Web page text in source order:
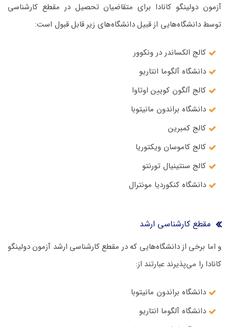
آزمون دولینگو کانادا برای متقاضیان تحصیل در مقطع کارشناسی
توسط دانشگاه‌هایی از قبیل دانشگاه‌های زیر قابل قبول است:
کالج الکساندر در ونکوور
دانشگاه آلگوما انتاریو
کالج آلگون کویین اوتاوا
دانشگاه براندون مانیتوبا
کالج کمبرین
کالج کاموسان ویکتوریا
کالج سنتینیال تورنتو
دانشگاه کنکوردیا مونترال
مقطع کارشناسی ارشد
و اما برخی از دانشگاه‌هایی که در مقطع کارشناسی ارشد آزمون دولینگو
کانادا را می‌پذیرند عبارتند از:
دانشگاه براندون مانیتوبا
دانشگاه آلگوما انتاریو